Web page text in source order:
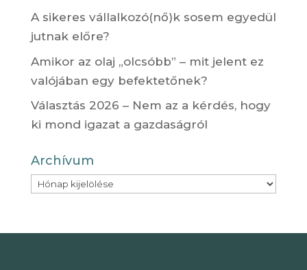
A sikeres vállalkozó(nő)k sosem egyedül
jutnak előre?
Amikor az olaj „olcsóbb” – mit jelent ez
valójában egy befektetőnek?
Választás 2026 – Nem az a kérdés, hogy
ki mond igazat a gazdaságról
Archívum
Archívum